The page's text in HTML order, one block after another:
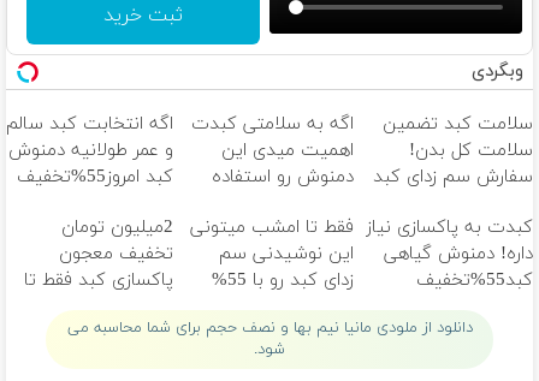
ثبت خرید
وبگردی
سلامت کبد تضمین
سلامت کل بدن!
سفارش سم زدای کبد
اگه به سلامتی کبدت
اهمیت میدی این
دمنوش رو استفاده
اگه انتخابت کبد سالم
و عمر طولانیه دمنوش
کبد امروز55%تخفیف
کبدت به پاکسازی نیاز
داره! دمنوش گیاهی
کبد55%تخفیف
فقط تا امشب میتونی
این نوشیدنی سم
زدای کبد رو با 55%
تخفیف بخری
2میلیون تومان
تخفیف معجون
پاکسازی کبد فقط تا
امشب
دانلود از ملودی مانیا نیم بها و نصف حجم برای شما محاسبه می
شود.